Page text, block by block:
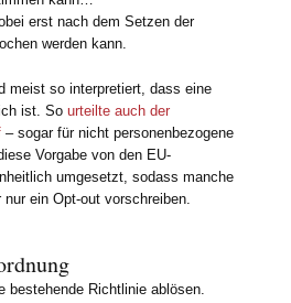
erst nach dem Setzen der
werden kann.
meist so interpretiert, dass eine
ist. Sourteilte auch der
– sogar für nicht personenbezogene
Vorgabe von den EU-
umgesetzt, sodass manche
nur ein Opt-out vorschreiben.
bestehende Richtlinie ablösen.